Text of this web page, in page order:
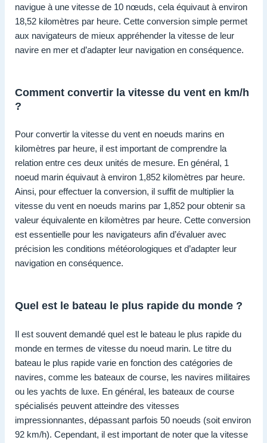
navigue à une vitesse de 10 nœuds, cela équivaut à environ
18,52 kilomètres par heure. Cette conversion simple permet
aux navigateurs de mieux appréhender la vitesse de leur
navire en mer et d’adapter leur navigation en conséquence.
Comment convertir la vitesse du vent en km/h
?
Pour convertir la vitesse du vent en noeuds marins en
kilomètres par heure, il est important de comprendre la
relation entre ces deux unités de mesure. En général, 1
noeud marin équivaut à environ 1,852 kilomètres par heure.
Ainsi, pour effectuer la conversion, il suffit de multiplier la
vitesse du vent en noeuds marins par 1,852 pour obtenir sa
valeur équivalente en kilomètres par heure. Cette conversion
est essentielle pour les navigateurs afin d’évaluer avec
précision les conditions météorologiques et d’adapter leur
navigation en conséquence.
Quel est le bateau le plus rapide du monde ?
Il est souvent demandé quel est le bateau le plus rapide du
monde en termes de vitesse du noeud marin. Le titre du
bateau le plus rapide varie en fonction des catégories de
navires, comme les bateaux de course, les navires militaires
ou les yachts de luxe. En général, les bateaux de course
spécialisés peuvent atteindre des vitesses
impressionnantes, dépassant parfois 50 noeuds (soit environ
92 km/h). Cependant, il est important de noter que la vitesse